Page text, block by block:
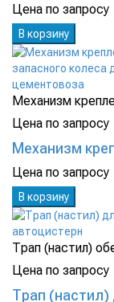
Цена по запросу
В корзину
Механизм
Цена по запросу
Механизм
Цена по запросу
В корзину
Трап (настил)
Цена по запросу
Трап (настил)